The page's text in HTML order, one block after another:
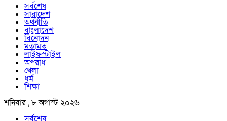
সর্বশেষ
সারাদেশ
অর্থনীতি
বাংলাদেশ
বিনোদন
মতামত
লাইফস্টাইল
অপরাধ
খেলা
ধর্ম
শিক্ষা
শনিবার , ৮ অগাস্ট ২০২৬